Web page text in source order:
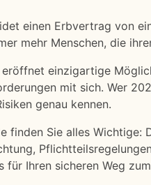
einen Erbvertrag von
mehr Menschen, die
einzigartige
mit sich. Wer
genau kennen.
finden Sie alles
für Ihren sicheren Weg